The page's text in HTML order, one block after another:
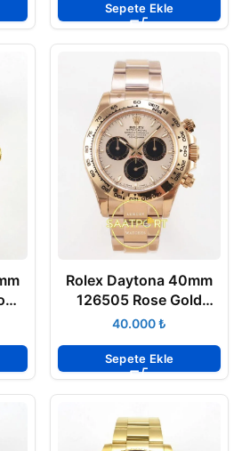
Sepete Ekle
Rolex Daytona 40mm
126505 Rose Gold
Black Subdial Oyster
₺
Sepete Ekle